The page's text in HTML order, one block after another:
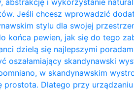
Jeśli chcesz wprowadzić
stylu dla swojej
końca pewien, jak się do tego
dzielą się najlepszymi
oszałamiający skandynawski
w skandynawskim
prostota. Dlatego przy